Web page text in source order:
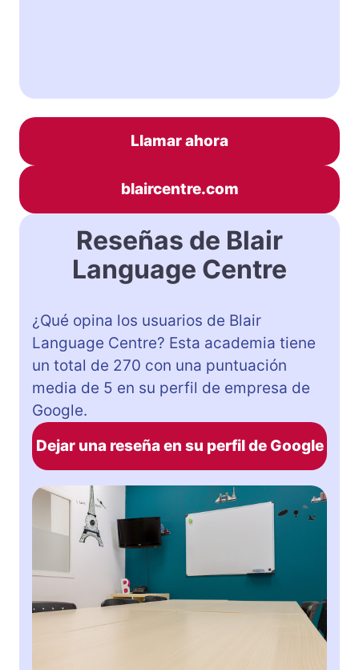
Llamar ahora
blaircentre.com
Reseñas de Blair
Language Centre
¿Qué opina los usuarios de Blair
Language Centre? Esta academia tiene
un total de 270 con una puntuación
media de 5 en su perfil de empresa de
Google.
Dejar una reseña en su perfil de Google